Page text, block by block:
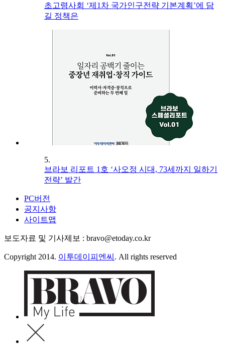
초고령사회 ‘제1차 국가인구전략 기본계획’에 담
길 정책은
5.
브라보 리포트 1호 ‘사오정 시대, 73세까지 일하기
전략’ 발간
PC버전
공지사항
사이트맵
보도자료 및 기사제보 : bravo@etoday.co.kr
Copyright 2014. 이투데이피엔씨 . All rights reserved